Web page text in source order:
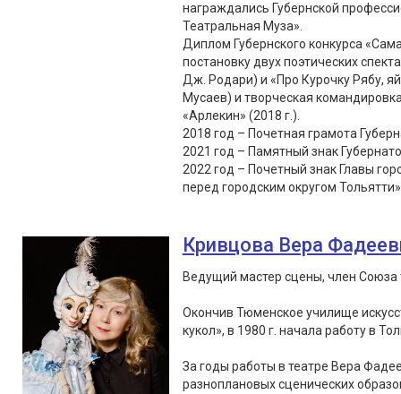
награждались Губернской
Театральная Муза».
Диплом Губернского конкурса
постановку двух поэтических
Дж. Родари) и «Про Курочку Рябу,
Мусаев) и творческая
«Арлекин» (2018 г.).
2018 год – Почетная грамота
2021 год – Памятный знак
2022 год – Почетный знак Главы
перед городским округом
Кривцова Вера
Ведущий мастер сцены, член Союза
Окончив Тюменское училище
кукол», в 1980 г. начала работу в
За годы работы в театре Вера
разноплановых сценических